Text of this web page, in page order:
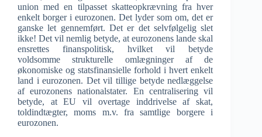
union med en tilpasset skatteopkrævning fra hver
enkelt borger i eurozonen. Det lyder som om, det er
ganske let gennemført. Det er det selvfølgelig slet
ikke! Det vil nemlig betyde, at eurozonens lande skal
ensrettes finanspolitisk, hvilket vil betyde
voldsomme strukturelle omlægninger af de
økonomiske og statsfinansielle forhold i hvert enkelt
land i eurozonen. Det vil tillige betyde nedlæggelse
af eurozonens nationalstater. En centralisering vil
betyde, at EU vil overtage inddrivelse af skat,
toldindtægter, moms m.v. fra samtlige borgere i
eurozonen.